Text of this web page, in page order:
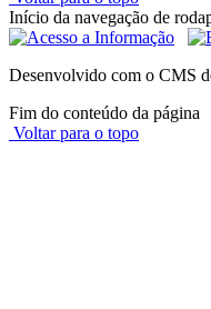
Início da navegação de
Desenvolvido com o CMS
Fim do conteúdo da página
Voltar para o topo